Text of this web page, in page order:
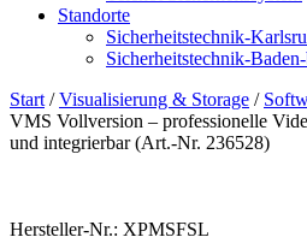
Standorte
Sicherheitstechnik-
Sicherheitstechnik-
Start /Visualisierung & Storage /
VMS Vollversion – professionelle
und integrierbar (Art.-Nr. 236528)
Hersteller-Nr.: XPMSFSL